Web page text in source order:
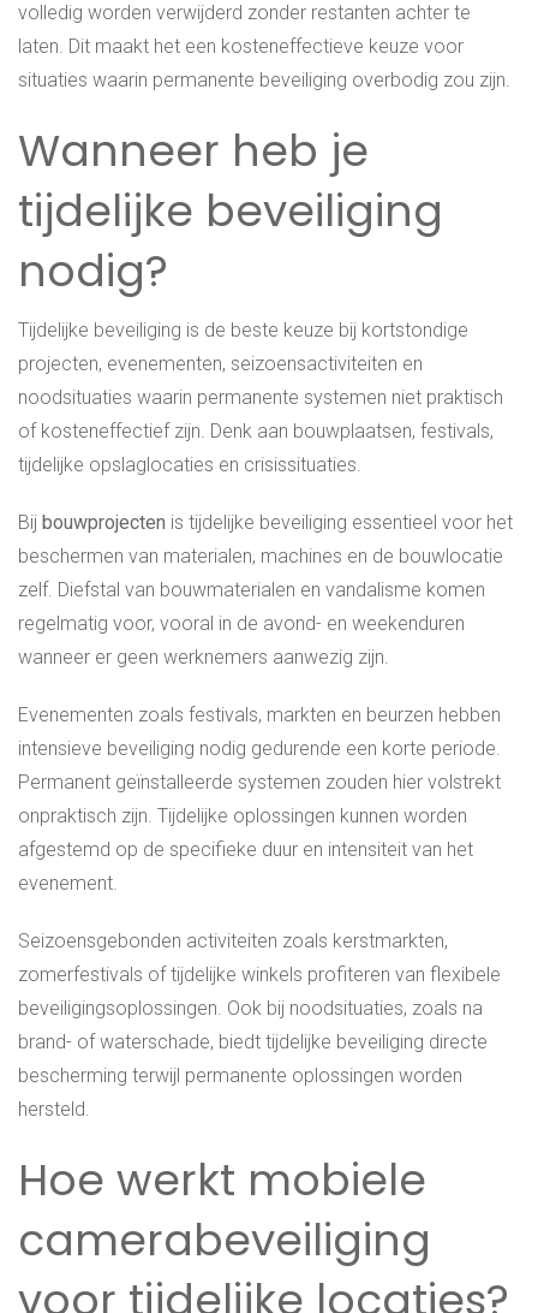
volledig worden verwijderd zonder restanten achter te
laten. Dit maakt het een kosteneffectieve keuze voor
situaties waarin permanente beveiliging overbodig zou zijn.
Wanneer heb je
tijdelijke beveiliging
nodig?
Tijdelijke beveiliging is de beste keuze bij kortstondige
projecten, evenementen, seizoensactiviteiten en
noodsituaties waarin permanente systemen niet praktisch
of kosteneffectief zijn. Denk aan bouwplaatsen, festivals,
tijdelijke opslaglocaties en crisissituaties.
Bij bouwprojecten is tijdelijke beveiliging essentieel voor het
beschermen van materialen, machines en de bouwlocatie
zelf. Diefstal van bouwmaterialen en vandalisme komen
regelmatig voor, vooral in de avond- en weekenduren
wanneer er geen werknemers aanwezig zijn.
Evenementen zoals festivals, markten en beurzen hebben
intensieve beveiliging nodig gedurende een korte periode.
Permanent geïnstalleerde systemen zouden hier volstrekt
onpraktisch zijn. Tijdelijke oplossingen kunnen worden
afgestemd op de specifieke duur en intensiteit van het
evenement.
Seizoensgebonden activiteiten zoals kerstmarkten,
zomerfestivals of tijdelijke winkels profiteren van flexibele
beveiligingsoplossingen. Ook bij noodsituaties, zoals na
brand- of waterschade, biedt tijdelijke beveiliging directe
bescherming terwijl permanente oplossingen worden
hersteld.
Hoe werkt mobiele
camerabeveiliging
voor tijdelijke locaties?